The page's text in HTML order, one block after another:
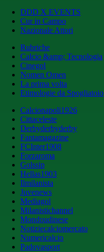
DDD X EVENTS
Cur in Campo
Nazionale Attori
Rubriche
Calcio &amp; Tecnologia
Cinegol
Nomen Omen
La prima volta
Etimologie da Spogliatoio
Calcionapoli1926
Cittaceleste
Derbyderbyderby
Fantamagazine
FCInter1908
Forzaroma
Golssip
Hellas1903
Ilmilanista
Juvenews
Mediagol
Milanistichannel
Mondoudinese
Notiziecalciomercato
Numericalcio
Padovasport